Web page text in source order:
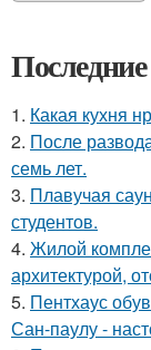
1. Какая кухня
2. После
семь лет.
3. Плавучая
студентов.
4. Жилой
архитектурой,
5. Пентхаус
Сан-паулу -